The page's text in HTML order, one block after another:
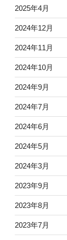
2025年4月
2024年12月
2024年11月
2024年10月
2024年9月
2024年7月
2024年6月
2024年5月
2024年3月
2023年9月
2023年8月
2023年7月